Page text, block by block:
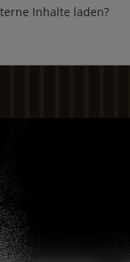
Inhalte laden?